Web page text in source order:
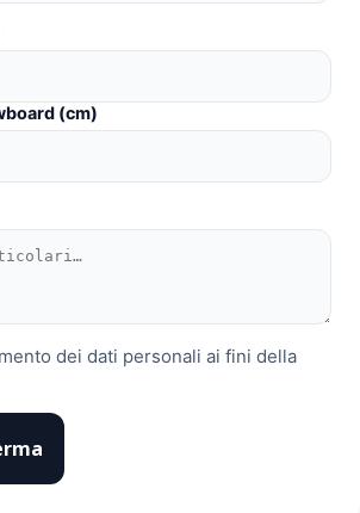
(cm)
dei dati personali ai fini della